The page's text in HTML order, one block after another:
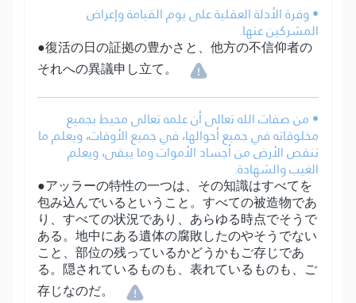
• وفرة الأدلة العقلية على يوم القيامة وإعراض
المشركين عنها.
●復活の日の証拠の豊かさと、他方の不信仰者の
それへの異議申し立て。
• من صفات الله تعالى أن علمه تعالى محيط بجميع
مخلوقاته في جميع أحوالها، في جميع الأوقات، ويعلم ما
تنقص الأرض من أجساد الأموات وما يبقى، ويعلم
الغيب والشهادة.
●アッラーの特性の一つは、その知識はすべてを
包み込んでいるということ。すべての被造物であ
り、すべての状況であり、あらゆる時点でそうで
ある。地中にある遺体の腐敗したのやそうでない
こと、部位の残っているかどうかもご存じであ
る。隠されているものも、表れているものも、ご
存じなのだ。